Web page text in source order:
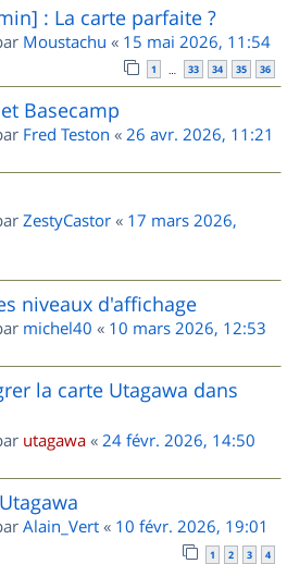
: La carte parfaite ?
Moustachu « 15 mai 2026, 11:54
1 … 33 34 35 36
Basecamp
Fred Teston « 26 avr. 2026, 11:21
ZestyCastor « 17 mars 2026,
niveaux d'affichage
michel40 « 10 mars 2026, 12:53
la carte Utagawa dans
utagawa « 24 févr. 2026, 14:50
Alain_Vert « 10 févr. 2026, 19:01
1 2 3 4